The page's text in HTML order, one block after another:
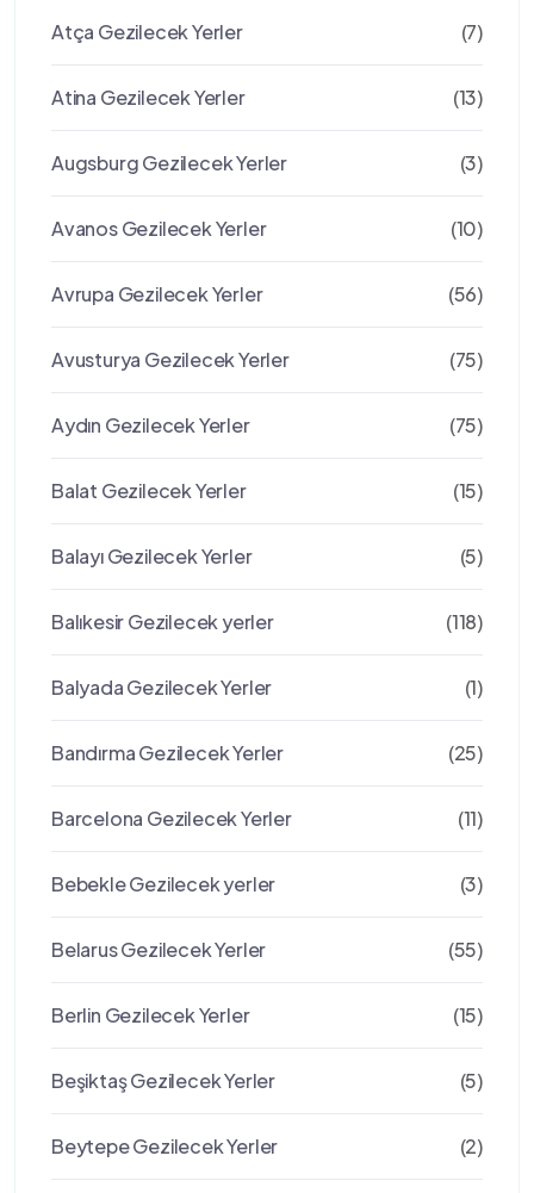
Atça Gezilecek Yerler (7)
Atina Gezilecek Yerler (13)
Augsburg Gezilecek Yerler (3)
Avanos Gezilecek Yerler (10)
Avrupa Gezilecek Yerler (56)
Avusturya Gezilecek Yerler (75)
Aydın Gezilecek Yerler (75)
Balat Gezilecek Yerler (15)
Balayı Gezilecek Yerler (5)
Balıkesir Gezilecek yerler (118)
Balyada Gezilecek Yerler (1)
Bandırma Gezilecek Yerler (25)
Barcelona Gezilecek Yerler (11)
Bebekle Gezilecek yerler (3)
Belarus Gezilecek Yerler (55)
Berlin Gezilecek Yerler (15)
Beşiktaş Gezilecek Yerler (5)
Beytepe Gezilecek Yerler (2)